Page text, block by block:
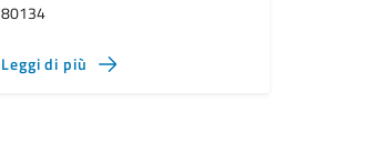
80134
Leggi di più